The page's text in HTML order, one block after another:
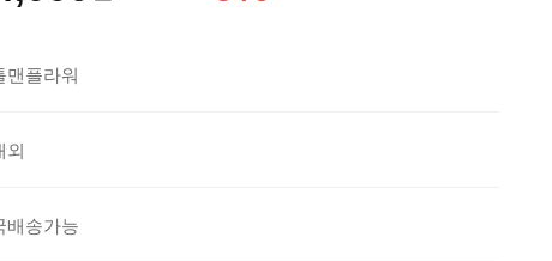
맨플라워
외
배송가능